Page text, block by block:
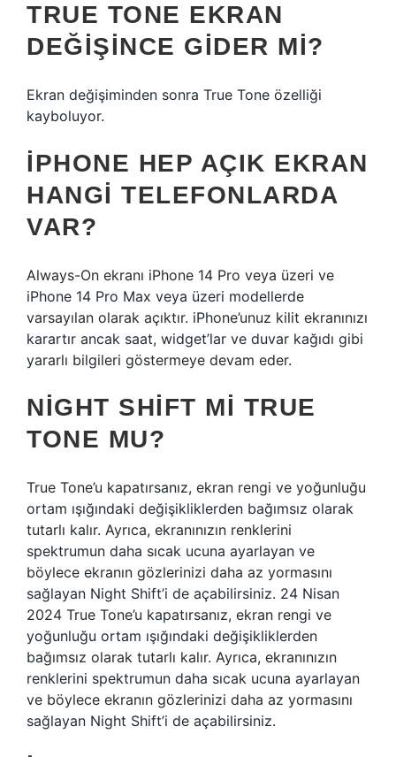
TRUE TONE EKRAN
DEĞIŞINCE GIDER MI?
Ekran değişiminden sonra True Tone özelliği
kayboluyor.
IPHONE HEP AÇIK EKRAN
HANGI TELEFONLARDA
VAR?
Always-On ekranı iPhone 14 Pro veya üzeri ve
iPhone 14 Pro Max veya üzeri modellerde
varsayılan olarak açıktır. iPhone’unuz kilit ekranınızı
karartır ancak saat, widget’lar ve duvar kağıdı gibi
yararlı bilgileri göstermeye devam eder.
NIGHT SHIFT MI TRUE
TONE MU?
True Tone’u kapatırsanız, ekran rengi ve yoğunluğu
ortam ışığındaki değişikliklerden bağımsız olarak
tutarlı kalır. Ayrıca, ekranınızın renklerini
spektrumun daha sıcak ucuna ayarlayan ve
böylece ekranın gözlerinizi daha az yormasını
sağlayan Night Shift’i de açabilirsiniz. 24 Nisan
2024 True Tone’u kapatırsanız, ekran rengi ve
yoğunluğu ortam ışığındaki değişikliklerden
bağımsız olarak tutarlı kalır. Ayrıca, ekranınızın
renklerini spektrumun daha sıcak ucuna ayarlayan
ve böylece ekranın gözlerinizi daha az yormasını
sağlayan Night Shift’i de açabilirsiniz.